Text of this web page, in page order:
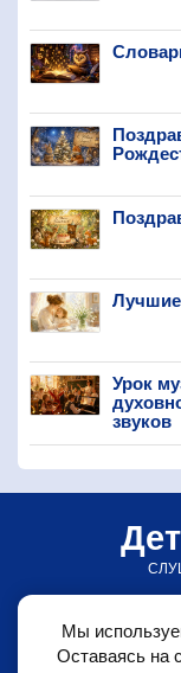
Лучшие
Урок
звуков
Детские песни
Мы
Оставаясь на